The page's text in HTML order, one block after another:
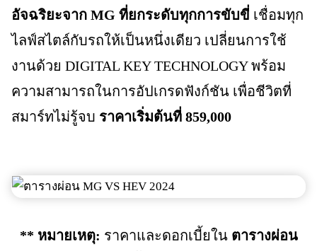
อัจฉริยะจาก MG ที่ยกระดับทุกการขับขี่ เชื่อมทุก
ไลฟ์สไตล์กับรถให้เป็นหนึ่งเดียว เปลี่ยนการใช้
งานด้วย DIGITAL KEY TECHNOLOGY พร้อม
ความสามารถในการอัปเกรดฟังก์ชัน เพื่อชีวิตที่
สมาร์ทไม่รู้จบ ราคาเริ่มต้นที่ 859,000
** หมายเหตุ: ราคาและดอกเบี้ยใน ตารางผ่อน